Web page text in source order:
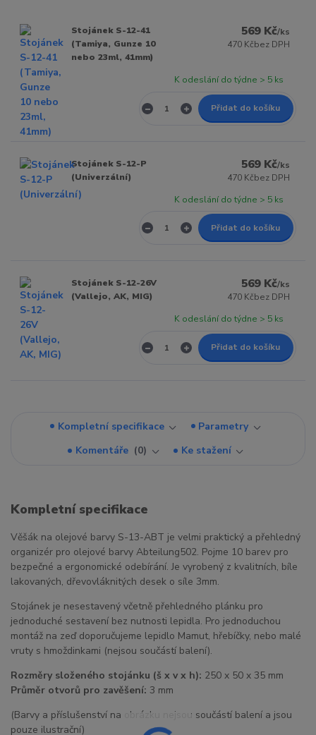
Stojánek S-12-41
(Tamiya, Gunze 10
nebo 23ml, 41mm)
569 Kč/ks
470 Kčbez DPH
K odeslání do týdne > 5 ks
Přidat do košíku
Stojánek S-12-P
(Univerzální)
569 Kč/ks
470 Kčbez DPH
K odeslání do týdne > 5 ks
Přidat do košíku
Stojánek S-12-26V
(Vallejo, AK, MIG)
569 Kč/ks
470 Kčbez DPH
K odeslání do týdne > 5 ks
Přidat do košíku
Kompletní specifikace
Parametry
Komentáře
0 Ke stažení
Kompletní specifikace
Věšák na olejové barvy S-13-ABT je velmi praktický a přehledný
organizér pro olejové barvy Abteilung502. Pojme 10 barev pro
bezpečné a ergonomické odebírání. Je vyrobený z kvalitních, bíle
lakovaných, dřevovláknitých desek o síle 3mm.
Stojánek je nesestavený včetně přehledného plánku pro
jednoduché sestavení bez nutnosti lepidla. Pro jednoduchou
montáž na zeď doporučujeme lepidlo Mamut, hřebíčky, nebo malé
vruty s hmoždinkami (nejsou součástí balení).
Rozměry složeného stojánku (š x v x h): 250 x 50 x 35 mm
Průměr otvorů pro zavěšení: 3 mm
(Barvy a příslušenství na obrázku nejsou součástí balení a jsou
pouze ilustrační)